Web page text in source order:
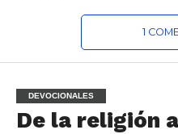
1
DEVOCIONALES
De la religión